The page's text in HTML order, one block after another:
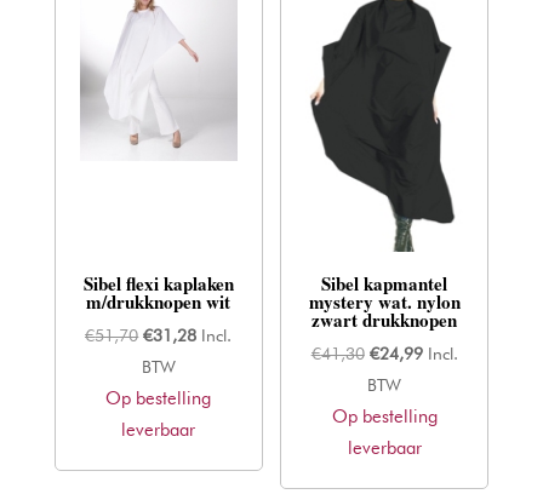
Sibel flexi kaplaken
m/drukknopen wit
€51,70 Oorspronkelijke
prijs
was:
€51,70.
€31,28Huidige
is:
Incl.
BTW
Op bestelling
leverbaar
Sibel kapmantel
mystery wat. nylon
zwart drukknopen
€41,30 Oorspronkelijke
prijs
was:
€41,30.
€24,99Huidige
is:
€24,99.
Incl.
BTW
Op bestelling
leverbaar